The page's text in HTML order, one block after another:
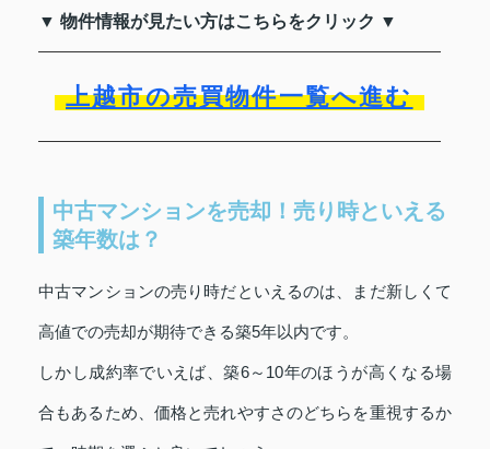
▼ 物件情報が見たい方はこちらをクリック ▼
上越市の売買物件一覧へ進む
中古マンションを売却！売り時といえる
築年数は？
中古マンションの売り時だといえるのは、まだ新しくて
高値での売却が期待できる築5年以内です。
しかし成約率でいえば、築6～10年のほうが高くなる場
合もあるため、価格と売れやすさのどちらを重視するか